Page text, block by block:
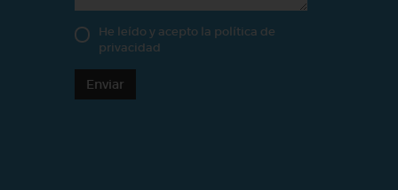
He leído y acepto la política de
privacidad
Enviar